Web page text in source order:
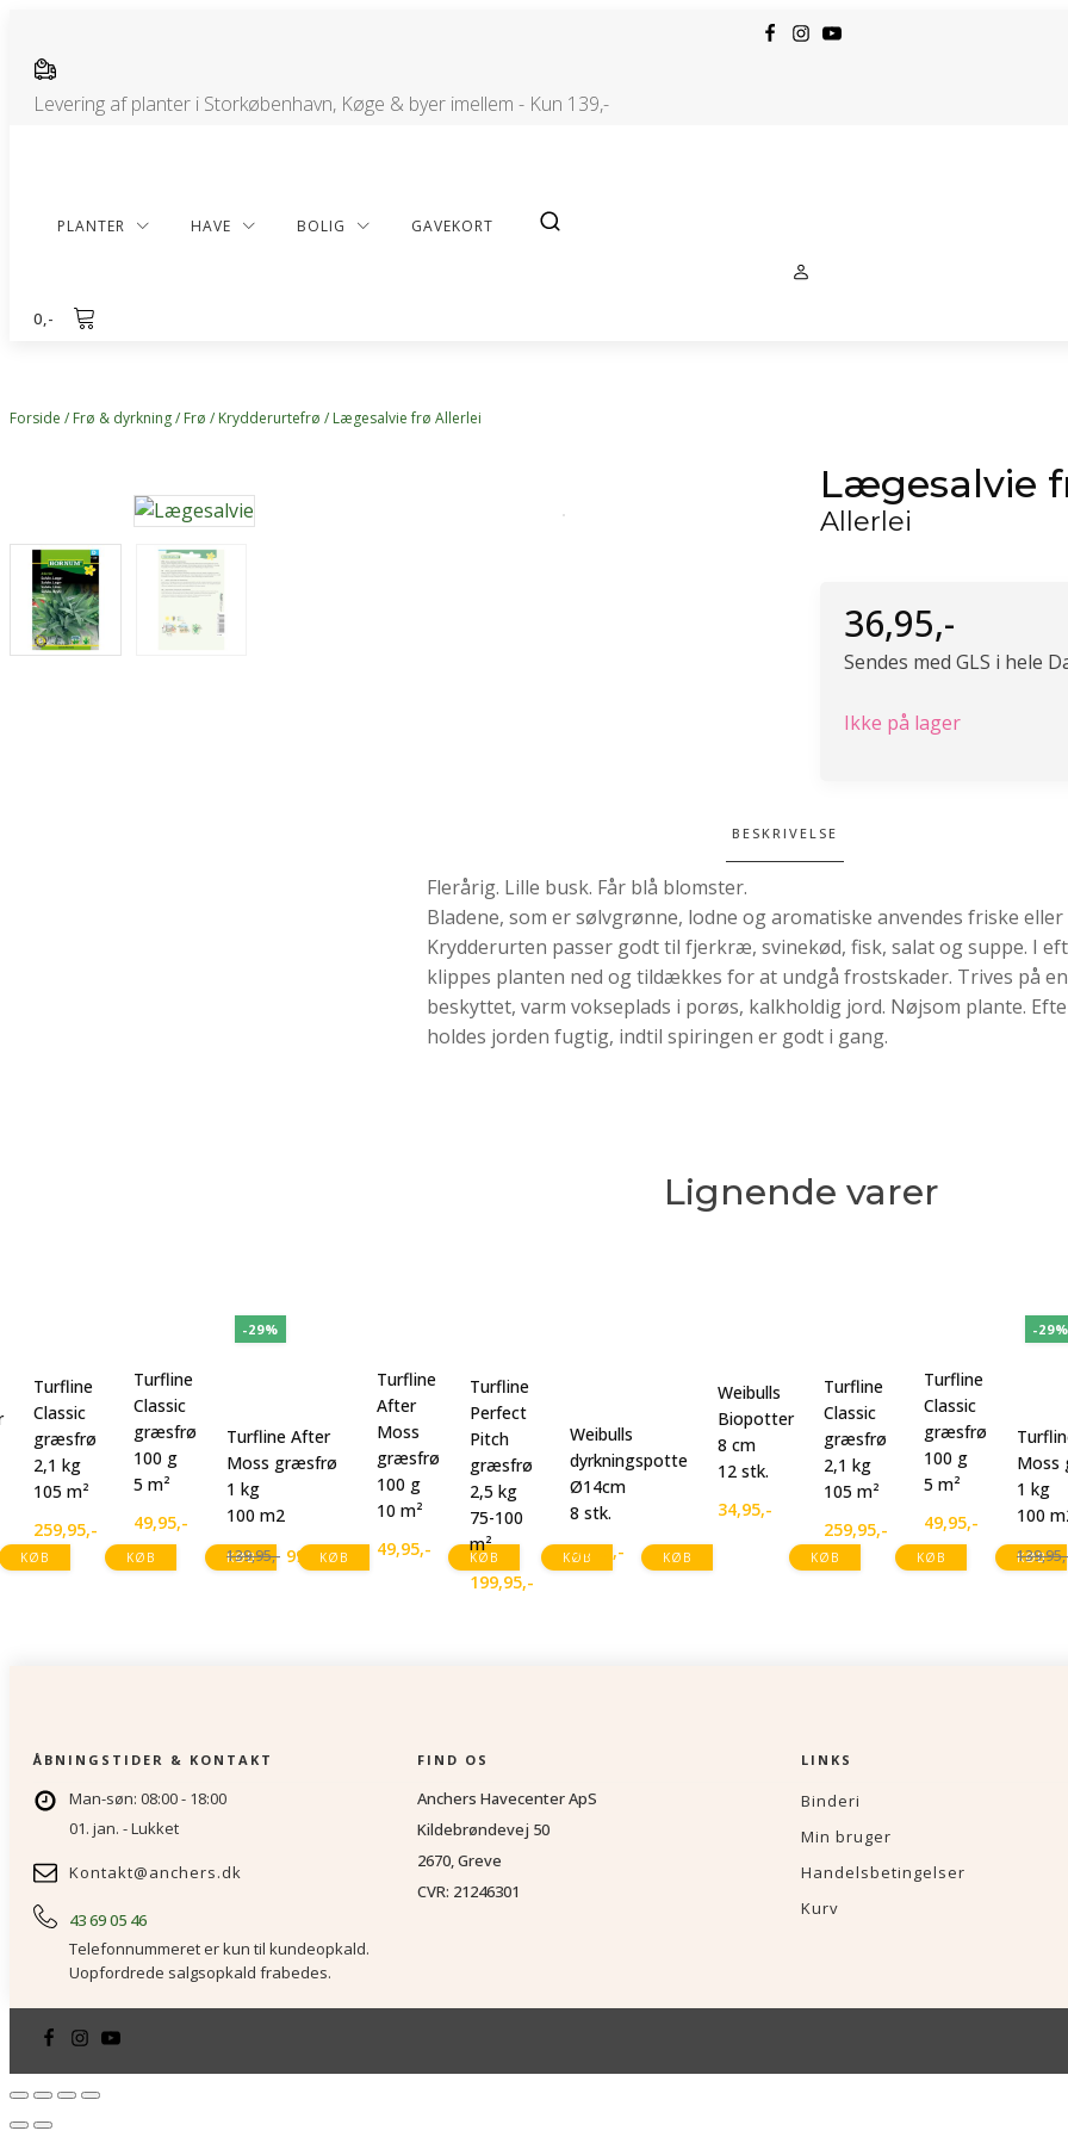
Levering af planter i Storkøbenhavn, Køge & byer imellem - Kun 139,-
PLANTER HAVE BOLIG GAVEKORT
0,-
Forside / Frø & dyrkning/ Frø / Krydderurtefrø / Lægesalvie frø Allerlei
Lægesalvie
Allerlei
36,95,-
Sendes med GLS i hele
Ikke på lager
BESKRIVELSE
Flerårig. Lille busk. Får blå blomster.
Bladene, som er sølvgrønne, lodne og aromatiske anvendes friske
Krydderurten passer godt til fjerkræ, svinekød, fisk, salat og suppe. I
klippes planten ned og tildækkes for at undgå frostskader. Trives på en
beskyttet, varm vokseplads i porøs, kalkholdig jord. Nøjsom plante.
holdes jorden fugtig, indtil spiringen er godt i gang.
Lignende varer
KØB KØB
Turfline
Classic
græsfrø
2,1 kg
105 m²
259,95,-
KØB
Turfline
Classic
græsfrø
100 g
5 m²
49,95,-
-29%
KØB
Turfline After
Moss græsfrø
1 kg
100 m2
139,95,-
Den
99,95,-
Den
KØB
Turfline
After
Moss
græsfrø
100 g
10 m²
49,95,- KØB
Turfline
Perfect
Pitch
græsfrø
2,5 kg
75-100
m²
199,95,-
KØB
Weibulls
dyrkningspotte
Ø14cm
8 stk.
64,95,- KØB
Weibulls
Biopotter
8 cm
12 stk.
34,95,-
KØB
Turfline
Classic
græsfrø
2,1 kg
105 m²
259,95,-
KØB
Turfline
Classic
græsfrø
100 g
5 m²
49,95,-
-
Moss
1 kg
100
139,95
Den
Den
ÅBNINGSTIDER & KONTAKT
Man-søn: 08:00 - 18:00
01. jan. - Lukket
Kontakt@anchers.dk
43 69 05 46
Telefonnummeret er kun til kundeopkald.
Uopfordrede salgsopkald frabedes.
FIND OS
Anchers Havecenter ApS
Kildebrøndevej 50
2670, Greve
CVR: 21246301
LINKS
Binderi
Min bruger
Handelsbetingelser
Kurv